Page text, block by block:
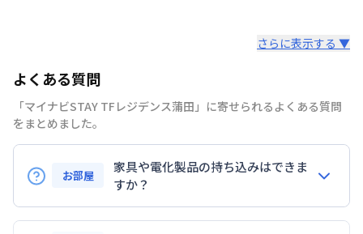
禁煙・喫煙
交通
定員
1名
駐車場
さらに表示する ▼
よくある質問
「マイナビSTAY TFレジデンス蒲田」に寄せられるよくある質問
をまとめました。
お部屋
家具や電化製品の持ち込みはできま
すか？
お持ち込みいただけます。